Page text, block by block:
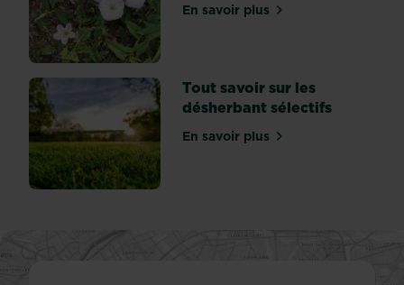
En savoir plussur Comment se
Tout savoir sur les
désherbant sélectifs
En savoir plussur Tout savoir sur les